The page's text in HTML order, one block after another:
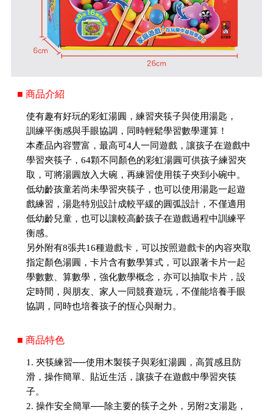
■ 商品介紹
使有趣有好玩的彩虹湯圓，練習夾筷子與使用湯匙，
訓練平衡感與手眼協調，同時輕鬆學習數學運算！
本產品內容豐富，最高可4人一同遊戲，讓孩子在遊戲中
學習夾筷子，64顆不同顏色的彩虹湯圓可供孩子練習夾
取，可將湯圓放入大碗，再練習使用筷子夾到小碗中。
低幼齡孩童若尚未學習夾筷子，也可以使用湯匙一起遊
戲練習，湯匙特別設計成較平緩的圓弧設計，不僅適用
低幼齡兒童，也可以讓較高齡孩子在遊戲過程中訓練平
衡感。
另外附有8張共16種遊戲卡，可以按照遊戲卡的內容夾取
指定顏色湯圓，卡片含有數學算式，可以跟著卡片一起
學數數、算數學，強化數學概念，亦可以抽取卡片，設
定時間，與朋友、家人一同競賽遊玩，不僅能培養手眼
協調，同時也培養孩子的恆心與耐力。
■ 商品特色
1. 夾筷練習──使用木製筷子與彩虹湯圓，高質感且防
滑，操作簡單、貼近生活，讓孩子在遊戲中學習夾筷
子。
2. 操作安全簡單──除主要的筷子之外，另附2支湯匙，